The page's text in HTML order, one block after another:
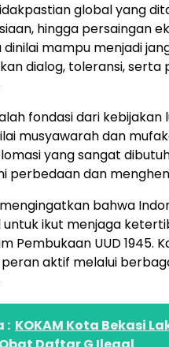
global yang
hingga persaingan
dinilai mampu menjadi
dialog, toleransi, serta
fondasi dari
musyawarah dan
yang sangat
perbedaan dan
bahwa
untuk ikut menjaga
Pembukaan UUD 1945.
aktif melalui
: KOKAM Kota Bekasi